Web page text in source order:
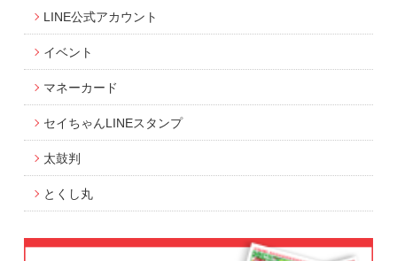
LINE公式アカウント
イベント
マネーカード
セイちゃんLINEスタンプ
太鼓判
とくし丸